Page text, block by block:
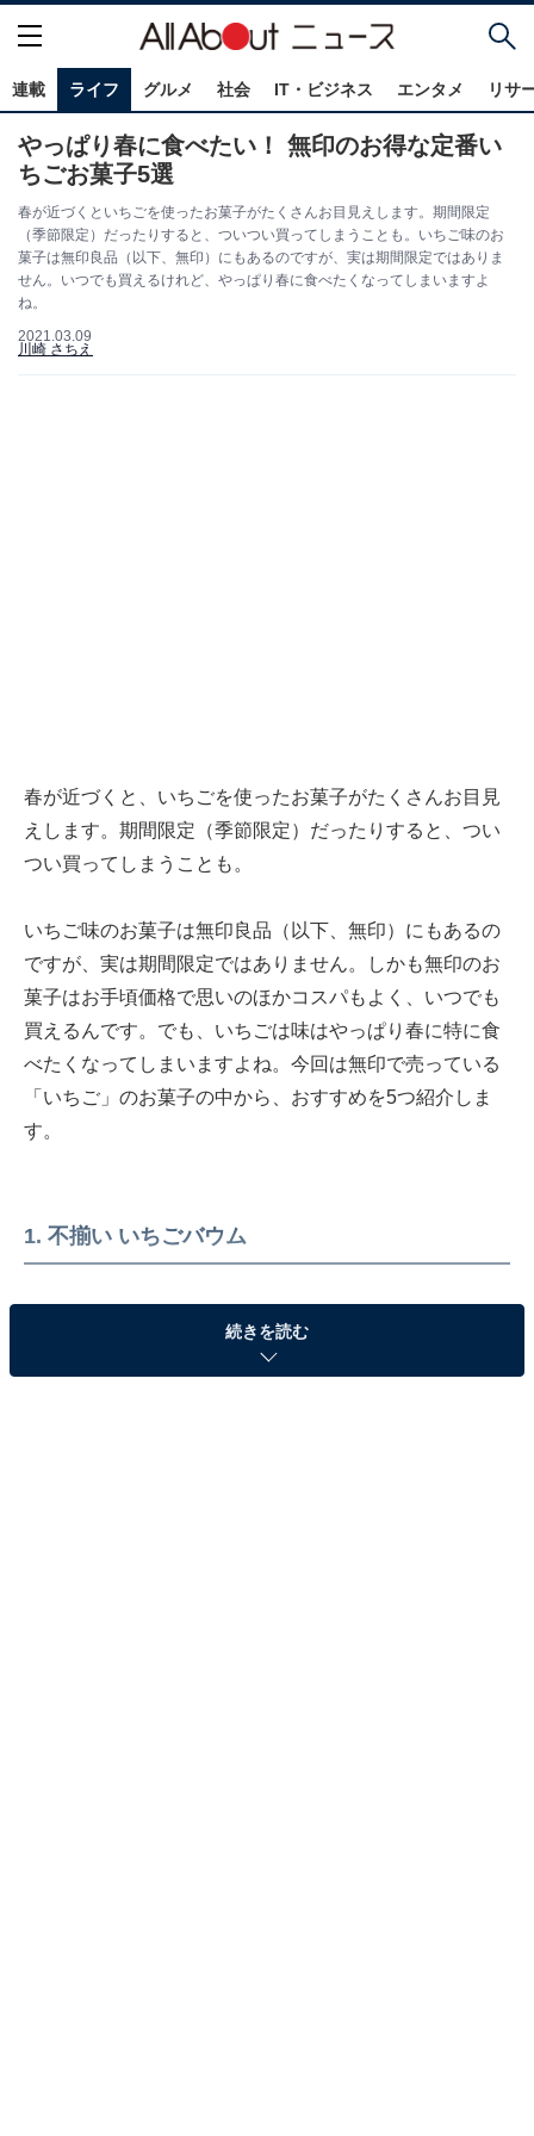
連載 ライフ グルメ 社会 IT・ビジネス エンタメ リサ
やっぱり春に食べたい！ 無印のお得な定番い
ちごお菓子5選
春が近づくといちごを使ったお菓子がたくさんお目見えします。期間限定
（季節限定）だったりすると、ついつい買ってしまうことも。いちご味のお
菓子は無印良品（以下、無印）にもあるのですが、実は期間限定ではありま
せん。いつでも買えるけれど、やっぱり春に食べたくなってしまいますよ
ね。
2021.03.09
川崎 さちえ
春が近づくと、いちごを使ったお菓子がたくさんお目見
えします。期間限定（季節限定）だったりすると、つい
つい買ってしまうことも。
いちご味のお菓子は無印良品（以下、無印）にもあるの
ですが、実は期間限定ではありません。しかも無印のお
菓子はお手頃価格で思いのほかコスパもよく、いつでも
買えるんです。でも、いちごは味はやっぱり春に特に食
べたくなってしまいますよね。今回は無印で売っている
「いちご」のお菓子の中から、おすすめを5つ紹介しま
す。
1. 不揃い いちごバウム
続きを読む